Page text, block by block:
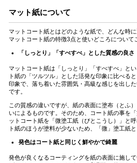
マット紙について
マットコート紙とはどのような紙で、どんな時に
マットコート紙の特徴3点と使いどころについて
「しっとり」「すべすべ」とした質感の良さ
マットコート紙は「しっとり」「すべすべ」と
ト紙の「ツルツル」とした活発な印象に比べる
印象で、落ち着いた雰囲気・高級な感じを出し
です。
この質感の違いですが、紙の表面に塗布（とふ
いによるものです。そのため、コート紙の事を
ットコート紙を「微塗工紙（びとこうし）」と
ト紙のほうが塗料が少ないため、「微」塗工紙と
発色はコート紙と同じく鮮やかで綺麗
発色が良くなるコーティングを紙の表面に施し